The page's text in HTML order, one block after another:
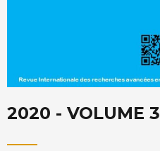
2020 - VOLUME 3